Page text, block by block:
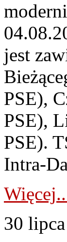
jest
PSE),
PSE),
PSE).
Intra-
30